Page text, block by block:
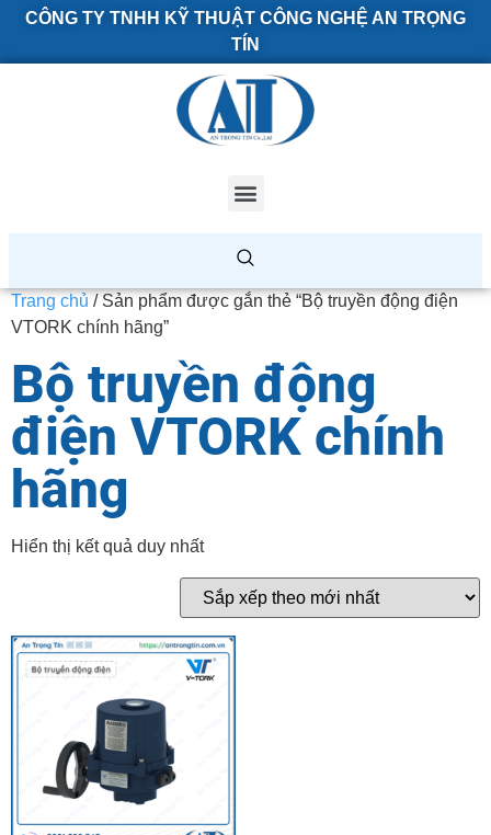
CÔNG TY TNHH KỸ THUẬT CÔNG NGHỆ AN TRỌNG
TÍN
Trang chủ / Sản phẩm được gắn thẻ “Bộ truyền động điện
VTORK chính hãng”
Bộ truyền động
điện VTORK chính
hãng
Hiển thị kết quả duy nhất